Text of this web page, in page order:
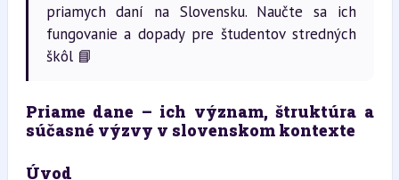
priamych daní na Slovensku. Naučte sa ich
fungovanie a dopady pre študentov stredných
škôl 📘
Priame dane – ich význam, štruktúra a
súčasné výzvy v slovenskom kontexte
Úvod